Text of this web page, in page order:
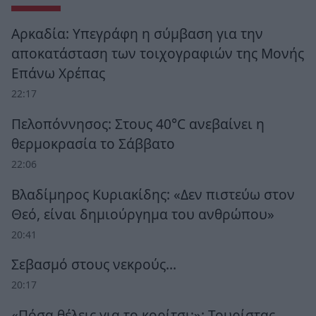
Αρκαδία: Υπεγράφη η σύμβαση για την
αποκατάσταση των τοιχογραφιών της Μονής
Επάνω Χρέπας
22:17
Πελοπόννησος: Στους 40°C ανεβαίνει η
θερμοκρασία το Σάββατο
22:06
Βλαδίμηρος Κυριακίδης: «Δεν πιστεύω στον
Θεό, είναι δημιούργημα του ανθρώπου»
20:41
Σεβασμό στους νεκρούς…
20:17